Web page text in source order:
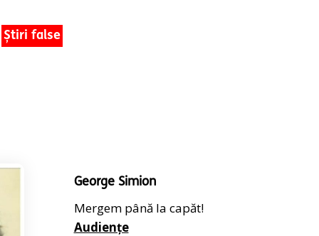
Știri false
George Simion
Mergem până la capăt!
Audiențe